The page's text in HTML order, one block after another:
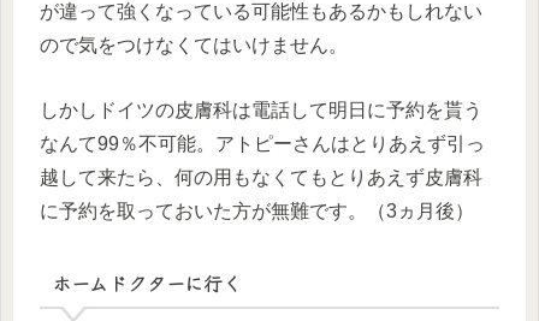
が違って強くなっている可能性もあるかもしれない
ので気をつけなくてはいけません。
しかしドイツの皮膚科は電話して明日に予約を貰う
なんて99％不可能。アトピーさんはとりあえず引っ
越して来たら、何の用もなくてもとりあえず皮膚科
に予約を取っておいた方が無難です。（3ヵ月後）
ホームドクターに行く